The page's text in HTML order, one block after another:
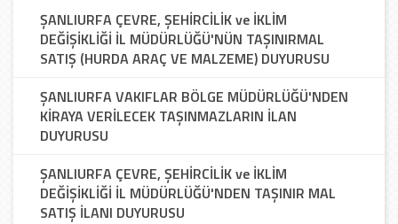
ŞANLIURFA ÇEVRE, ŞEHİRCİLİK ve İKLİM
DEĞİŞİKLİĞİ İL MÜDÜRLÜĞÜ'NÜN TAŞINIRMAL
SATIŞ (HURDA ARAÇ VE MALZEME) DUYURUSU
ŞANLIURFA VAKIFLAR BÖLGE MÜDÜRLÜĞÜ'NDEN
KİRAYA VERİLECEK TAŞINMAZLARIN İLAN
DUYURUSU
ŞANLIURFA ÇEVRE, ŞEHİRCİLİK ve İKLİM
DEĞİŞİKLİĞİ İL MÜDÜRLÜĞÜ'NDEN TAŞINIR MAL
SATIŞ İLANI DUYURUSU